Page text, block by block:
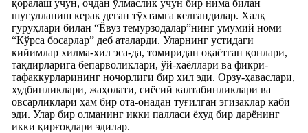
қоралаш учун, очдан ўлмаслик учун бир нима билан
шуғулланиш керак деган тўхтамга келгандилар. Халқ
гуруҳлари билан “Ёвуз темурзодалар”нинг умумий номи
“Кўрса босарлар” деб аталарди. Уларнинг устидаги
кийимлар хилма-хил эса-да, томиридан оқаётган қонлари,
тақдирларига бепарволиклари, ўй-хаёллари ва фикри-
тафаккурларининг ночорлиги бир хил эди. Орзу-ҳаваслари,
худбинликлари, жаҳолати, сиёсий калтабинликлари ва
овсарликлари ҳам бир ота-онадан туғилган эгизаклар каби
эди. Улар бир олманинг икки палласи ёхуд бир дарёнинг
икки қирғоқлари эдилар.